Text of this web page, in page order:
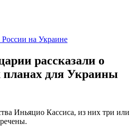
на Украине
рассказали о
для Украины
Иньяцио Кассиса, из них три или